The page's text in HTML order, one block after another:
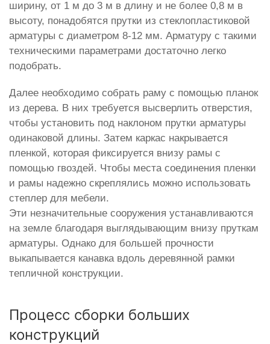
ширину, от 1 м до 3 м в длину и не более 0,8 м в
высоту, понадобятся прутки из стеклопластиковой
арматуры с диаметром 8-12 мм. Арматуру с такими
техническими параметрами достаточно легко
подобрать.
Далее необходимо собрать раму с помощью планок
из дерева. В них требуется высверлить отверстия,
чтобы установить под наклоном прутки арматуры
одинаковой длины. Затем каркас накрывается
пленкой, которая фиксируется внизу рамы с
помощью гвоздей. Чтобы места соединения пленки
и рамы надежно скреплялись можно использовать
степлер для мебели.
Эти незначительные сооружения устанавливаются
на земле благодаря выглядывающим внизу пруткам
арматуры. Однако для большей прочности
выкапывается канавка вдоль деревянной рамки
тепличной конструкции.
Процесс сборки больших
конструкций